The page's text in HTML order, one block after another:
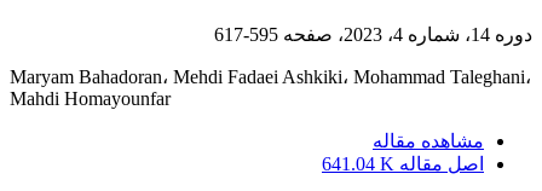
دوره 14، شماره 4، 2023، صفحه 595-617
Maryam Bahadoran، Mehdi Fadaei Ashkiki، Mohammad Taleghani،
Mahdi Homayounfar
مشاهده مقاله
اصل مقاله 641.04 K